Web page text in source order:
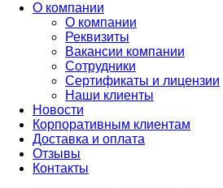
О компании
О компании
Реквизиты
Вакансии компании
Сотрудники
Сертификаты и лицензии
Наши клиенты
Новости
Корпоративным клиентам
Доставка и оплата
Отзывы
Контакты